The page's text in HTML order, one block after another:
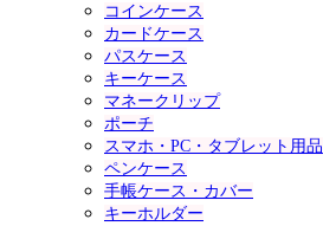
コインケース
カードケース
パスケース
キーケース
マネークリップ
ポーチ
スマホ・PC・タブレット用品
ペンケース
手帳ケース・カバー
キーホルダー